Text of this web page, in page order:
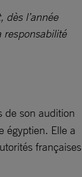
dès l’année
responsabilité
de son audition
égyptien. Elle a
françaises